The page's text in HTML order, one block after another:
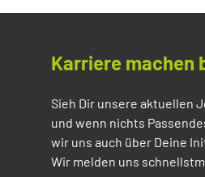
Karriere machen
Sieh Dir unsere aktuellen
und wenn nichts
wir uns auch über Deine
Wir melden uns